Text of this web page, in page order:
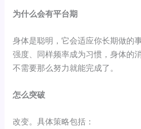
为什么会有平台期
身体是聪明，它会适应你长期做的
强度、同样频率成为习惯，身体的
不需要那么努力就能完成了。
怎么突破
改变。具体策略包括：